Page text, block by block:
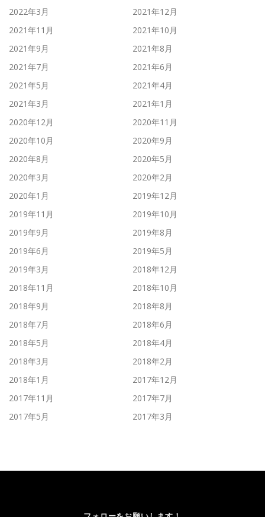
2022年3月
2021年12月
2021年11月
2021年10月
2021年9月
2021年8月
2021年7月
2021年6月
2021年5月
2021年4月
2021年3月
2021年1月
2020年12月
2020年11月
2020年10月
2020年9月
2020年8月
2020年5月
2020年3月
2020年2月
2020年1月
2019年12月
2019年11月
2019年10月
2019年9月
2019年8月
2019年6月
2019年5月
2019年3月
2018年12月
2018年11月
2018年10月
2018年9月
2018年8月
2018年7月
2018年6月
2018年5月
2018年4月
2018年3月
2018年2月
2018年1月
2017年12月
2017年11月
2017年7月
2017年5月
2017年3月